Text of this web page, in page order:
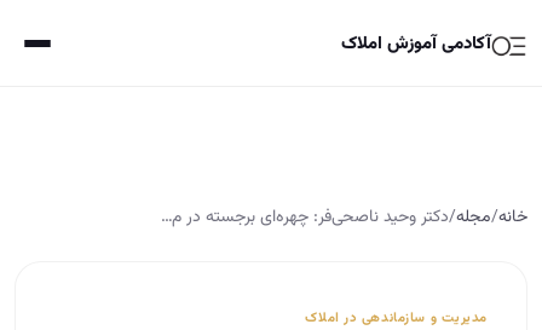
آکادمی آموزش املاک
خانه/مجله/دکتر وحید ناصحی‌فر: چهره‌ای برجسته در م…
مدیریت و سازماندهی در املاک